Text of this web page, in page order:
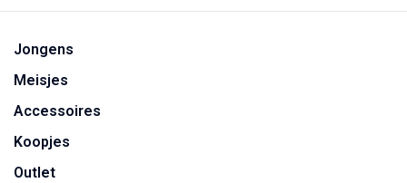
Jongens
Meisjes
Accessoires
Koopjes
Outlet